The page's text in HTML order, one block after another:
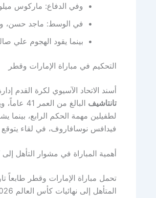
وفي الدفاع: ماركوس
في الوسط: ماجد حسن،
بينما يقود الهجوم علي
التحكيم في مباراة الإمارات وقطر
أسند الاتحاد الآسيوي لكرة القدم
تانتاشيف
البالغ
فيدافس نوسافاروف، في لقاء
أهمية المباراة في مشوار التأهل إلى
تحمل مباراة الإمارات وقطر طابعاً